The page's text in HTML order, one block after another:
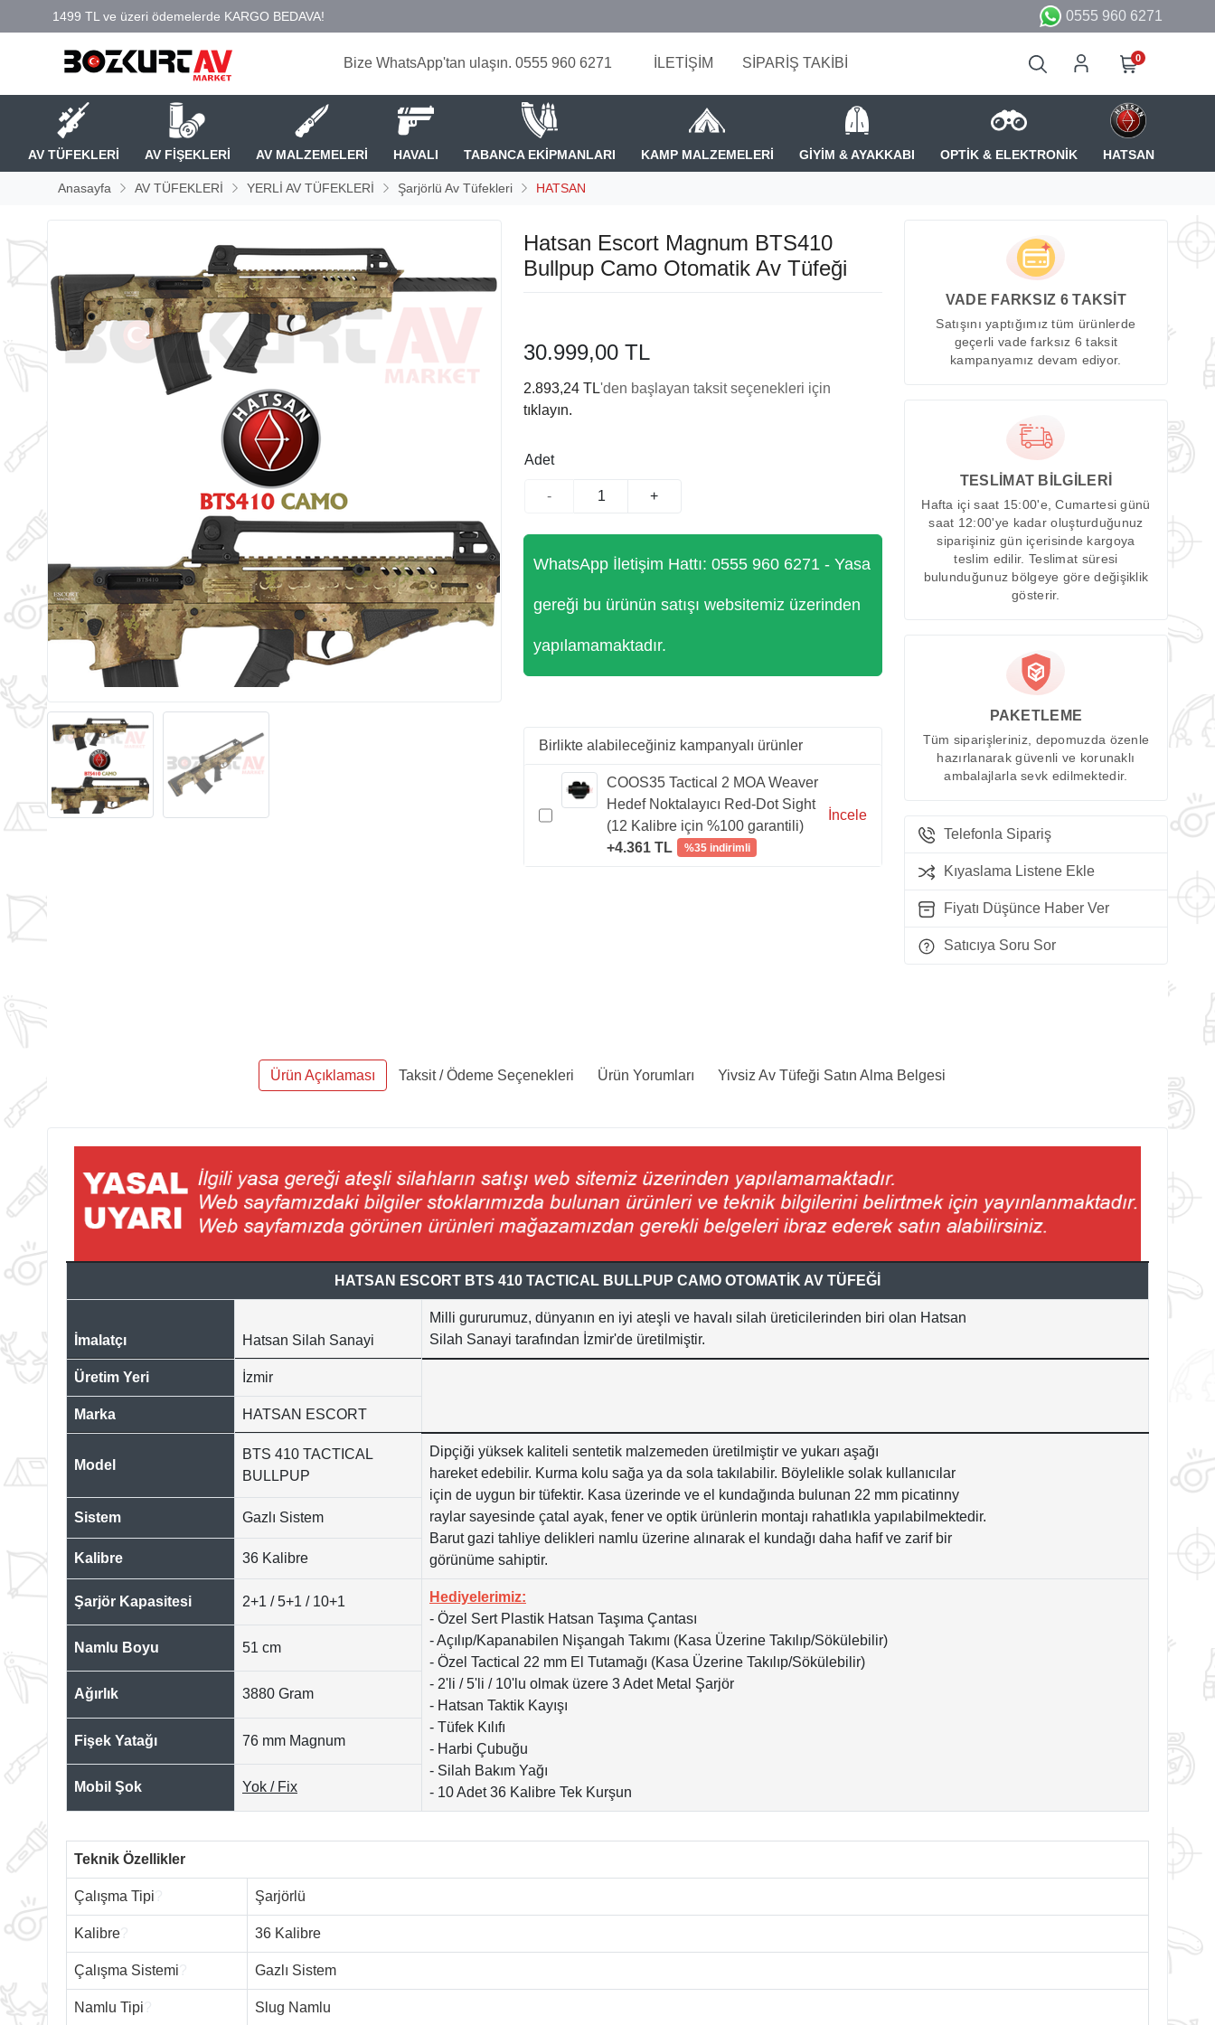
0555 960 6271
Bize WhatsApp'tan ulaşın. 0555 960 6271 İLETİŞİM SİPARİŞ TAKİBİ 0
AV TÜFEKLERİ AV FİŞEKLERİ AV MALZEMELERİ HAVALI TABANCA EKİPMANLARI KAMP MALZEMELERİ GİYİM & AYAKKABI OPTİK & ELEKTRONİK HATSAN
Anasayfa AV TÜFEKLERİ YERLİ AV TÜFEKLERİ Şarjörlü Av Tüfekleri HATSAN
Hatsan Escort Magnum BTS410
Bullpup Camo Otomatik Av Tüfeği
30.999,00 TL
2.893,24 TL'den başlayan taksit seçenekleri için
tıklayın.
Adet
- +
WhatsApp İletişim Hattı: 0555 960 6271 - Yasa
gereği bu ürünün satışı websitemiz üzerinden
yapılamamaktadır.
Birlikte alabileceğiniz kampanyalı ürünler
COOS35 Tactical 2 MOA Weaver
Hedef Noktalayıcı Red-Dot Sight
(12 Kalibre için %100 garantili)
+4.361 TL
%35 indirimli
İncele
VADE FARKSIZ 6 TAKSİT
Satışını yaptığımız tüm ürünlerde
geçerli vade farksız 6 taksit
kampanyamız devam ediyor.
TESLİMAT BİLGİLERİ
Hafta içi saat 15:00'e, Cumartesi günü
saat 12:00'ye kadar oluşturduğunuz
siparişiniz gün içerisinde kargoya
teslim edilir. Teslimat süresi
bulunduğunuz bölgeye göre değişiklik
gösterir.
PAKETLEME
Tüm siparişleriniz, depomuzda özenle
hazırlanarak güvenli ve korunaklı
ambalajlarla sevk edilmektedir.
Telefonla Sipariş
Kıyaslama Listene Ekle
Fiyatı Düşünce Haber Ver
Satıcıya Soru Sor
Ürün Açıklaması Taksit / Ödeme Seçenekleri Ürün Yorumları Yivsiz Av Tüfeği Satın Alma Belgesi
HATSAN ESCORT BTS 410 TACTICAL BULLPUP CAMO OTOMATİK AV TÜFEĞİ
İmalatçı Hatsan Silah Sanayi
Milli gururumuz, dünyanın en iyi ateşli ve havalı silah üreticilerinden biri olan Hatsan
Silah Sanayi tarafından İzmir'de üretilmiştir.
Üretim Yeri İzmir
Marka HATSAN ESCORT
Model
BTS 410 TACTICAL
BULLPUP
Dipçiği yüksek kaliteli sentetik malzemeden üretilmiştir ve yukarı aşağı
hareket edebilir. Kurma kolu sağa ya da sola takılabilir. Böylelikle solak kullanıcılar
için de uygun bir tüfektir. Kasa üzerinde ve el kundağında bulunan 22 mm picatinny
raylar sayesinde çatal ayak, fener ve optik ürünlerin montajı rahatlıkla yapılabilmektedir.
Barut gazi tahliye delikleri namlu üzerine alınarak el kundağı daha hafif ve zarif bir
görünüme sahiptir.
Sistem Gazlı Sistem
Kalibre 36 Kalibre
Şarjör Kapasitesi 2+1 / 5+1 / 10+1
Hediyelerimiz:
- Özel Sert Plastik Hatsan Taşıma Çantası
- Açılıp/Kapanabilen Nişangah Takımı (Kasa Üzerine Takılıp/Sökülebilir)
- Özel Tactical 22 mm El Tutamağı (Kasa Üzerine Takılıp/Sökülebilir)
- 2'li / 5'li / 10'lu olmak üzere 3 Adet Metal Şarjör
- Hatsan Taktik Kayışı
- Tüfek Kılıfı
- Harbi Çubuğu
- Silah Bakım Yağı
- 10 Adet 36 Kalibre Tek Kurşun
Namlu Boyu 51 cm
Ağırlık 3880 Gram
Fişek Yatağı 76 mm Magnum
Mobil Şok Yok / Fix
Teknik Özellikler
Çalışma Tipi Şarjörlü
Kalibre 36 Kalibre
Çalışma Sistemi Gazlı Sistem
Namlu Tipi Slug Namlu